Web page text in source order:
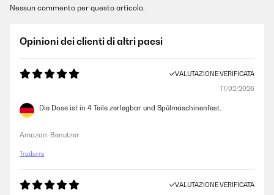
Nessun commento per questo articolo.
Opinioni dei clienti di altri paesi
VALUTAZIONE VERIFICATA
17/02/2026
Die Dose ist in 4 Teile zerlegbar und Spülmaschinenfest.
Amazon-Benutzer
Tradurre
VALUTAZIONE VERIFICATA